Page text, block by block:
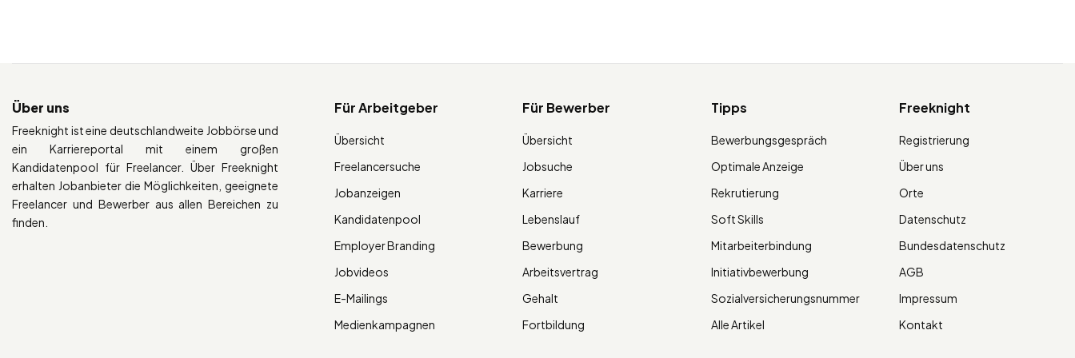
Über uns
Freeknight ist eine deutschlandweite Jobbörse und
ein Karriereportal mit einem großen
Kandidatenpool für Freelancer. Über Freeknight
erhalten Jobanbieter die Möglichkeiten, geeignete
Freelancer und Bewerber aus allen Bereichen zu
finden.
Für Arbeitgeber
Übersicht
Freelancersuche
Jobanzeigen
Kandidatenpool
Employer Branding
Jobvideos
E-Mailings
Medienkampagnen
Für Bewerber
Übersicht
Jobsuche
Karriere
Lebenslauf
Bewerbung
Arbeitsvertrag
Gehalt
Fortbildung
Tipps
Bewerbungsgespräch
Optimale Anzeige
Rekrutierung
Soft Skills
Mitarbeiterbindung
Initiativbewerbung
Sozialversicherungsnummer
Alle Artikel
Freeknight
Registrierung
Über uns
Orte
Datenschutz
Bundesdatenschutz
AGB
Impressum
Kontakt